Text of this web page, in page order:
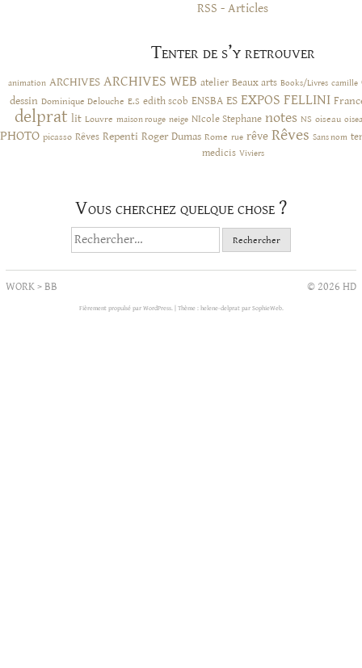
RSS - Articles
Tenter de s’y retrouver
animation ARCHIVES ARCHIVES WEB atelier Beaux arts Books/Livres camille
dessin Dominique Delouche E.S edith scob ENSBA ES EXPOS FELLINI
delprat lit Louvre maison rouge neige NIcole Stephane notes NS oiseau
PHOTO picasso Rêves Repenti Roger Dumas Rome rue rêve Rêves Sans nom
medicis Viviers
Vous cherchez quelque chose ?
Rechercher :
WORK>BB © 2026 HD
Fièrement propulsé par WordPress. Thème : helene-delprat par SophieWeb.